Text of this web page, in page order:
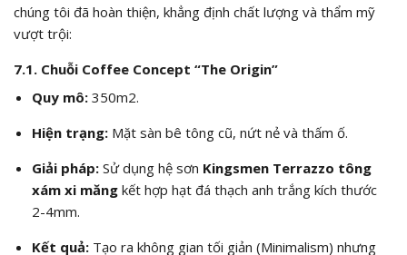
chúng tôi đã hoàn thiện, khẳng định chất lượng và thẩm mỹ
vượt trội:
7.1. Chuỗi Coffee Concept “The Origin”
Quy mô:350m2.
Hiện trạng:Mặt sàn bê tông cũ, nứt nẻ và thấm ố.
Giải pháp:Sử dụng hệ sơn Kingsmen Terrazzo tông
xám xi măngkết hợp hạt đá thạch anh trắng kích thước
2-4mm.
Kết quả:Tạo ra không gian tối giản (Minimalism) nhưng